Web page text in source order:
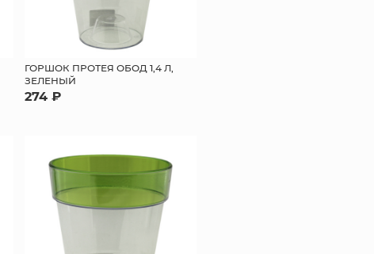
ГОРШОК ПРОТЕЯ ОБОД 1,4 Л,
ЗЕЛЕНЫЙ
274 ₽